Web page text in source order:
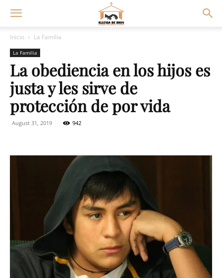
Inicio La Familia
La Familia
La obediencia en los hijos es
justa y les sirve de
protección de por vida
August 31, 2019 942